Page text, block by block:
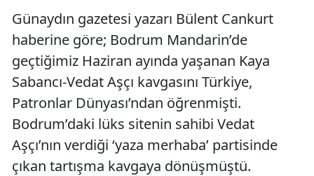
Günaydın gazetesi yazarı Bülent Cankurt
haberine göre; Bodrum Mandarin’de
geçtiğimiz Haziran ayında yaşanan Kaya
Sabancı-Vedat Aşçı kavgasını Türkiye,
Patronlar Dünyası’ndan öğrenmişti.
Bodrum’daki lüks sitenin sahibi Vedat
Aşçı’nın verdiği ‘yaza merhaba’ partisinde
çıkan tartışma kavgaya dönüşmüştü.